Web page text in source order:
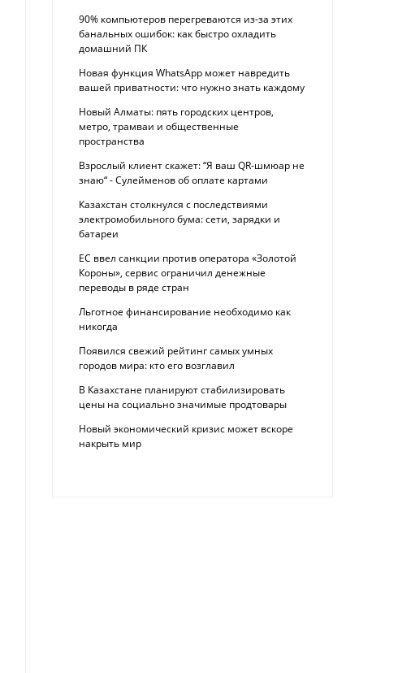
90% компьютеров перегреваются из-за этих
банальных ошибок: как быстро охладить
домашний ПК
Новая функция WhatsApp может навредить
вашей приватности: что нужно знать каждому
Новый Алматы: пять городских центров,
метро, трамваи и общественные
пространства
Взрослый клиент скажет: “Я ваш QR-шмюар не
знаю“ - Сулейменов об оплате картами
Казахстан столкнулся с последствиями
электромобильного бума: сети, зарядки и
батареи
ЕС ввел санкции против оператора «Золотой
Короны», сервис ограничил денежные
переводы в ряде стран
Льготное финансирование необходимо как
никогда
Появился свежий рейтинг самых умных
городов мира: кто его возглавил
В Казахстане планируют стабилизировать
цены на социально значимые продтовары
Новый экономический кризис может вскоре
накрыть мир